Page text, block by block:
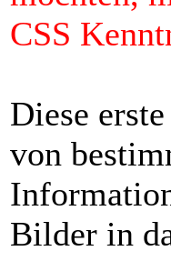
CSS
Diese
von
Bilder in